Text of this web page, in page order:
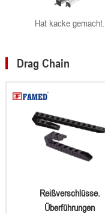
Hat kacke gemacht.
Drag Chain
Reißverschlüsse.
Überführungen